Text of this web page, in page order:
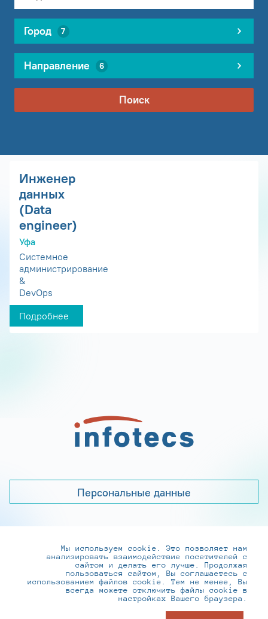
Город 7
Направление 6
Поиск
Инженер
данных
(Data
engineer)
Уфа
Системное
администрирование
&
DevOps
Подробнее
Персональные данные
+7 (495) 737-6192, 8-800-250-0-260
practice@infotecs.ru,hr@infotecs.ru
127273, г. Москва, Отрадная ул., 2Б строение 1
Мы используем cookie. Это позволяет нам
анализировать взаимодействие посетителей с
сайтом и делать его лучше. Продолжая
пользоваться сайтом, Вы соглашаетесь с
использованием файлов cookie. Тем не менее, Вы
всегда можете отключить файлы cookie в
настройках Вашего браузера.